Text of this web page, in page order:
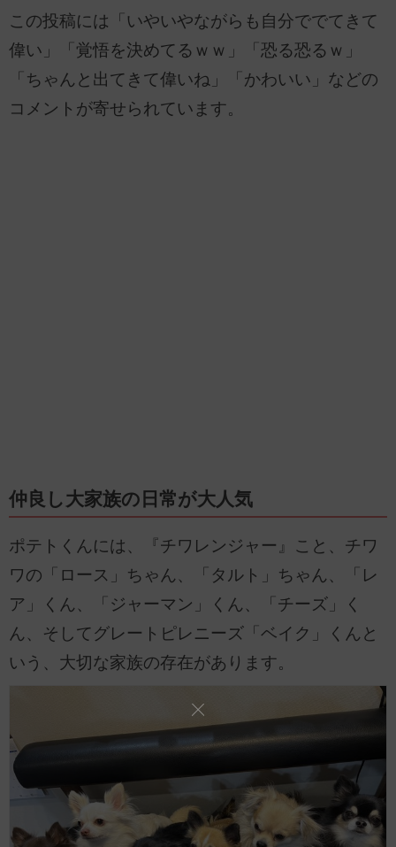
この投稿には「いやいやながらも自分ででてきて
偉い」「覚悟を決めてるｗｗ」「恐る恐るｗ」
「ちゃんと出てきて偉いね」「かわいい」などの
コメントが寄せられています。
仲良し大家族の日常が大人気
ポテトくんには、『チワレンジャー』こと、チワ
ワの「ロース」ちゃん、「タルト」ちゃん、「レ
ア」くん、「ジャーマン」くん、「チーズ」く
ん、そしてグレートピレニーズ「ベイク」くんと
いう、大切な家族の存在があります。